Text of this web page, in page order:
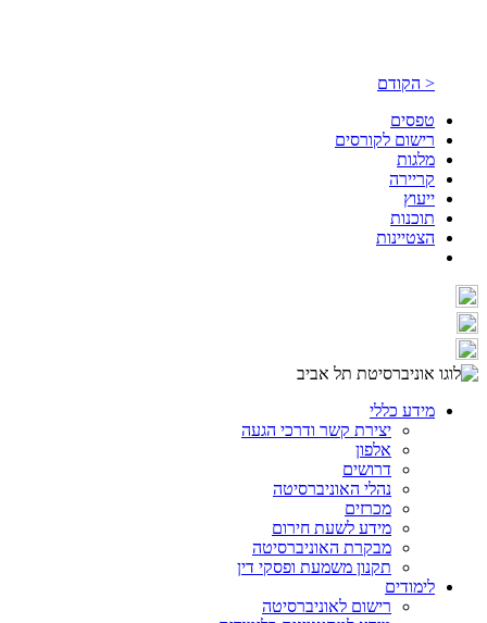
< הקודם
טפסים
רישום לקורסים
מלגות
קריירה
ייעוץ
תוכנות
הצטיינות
מידע כללי
יצירת קשר ודרכי הגעה
אלפון
דרושים
נהלי האוניברסיטה
מכרזים
מידע לשעת חירום
מבקרת האוניברסיטה
תקנון משמעת ופסקי דין
לימודים
רישום לאוניברסיטה